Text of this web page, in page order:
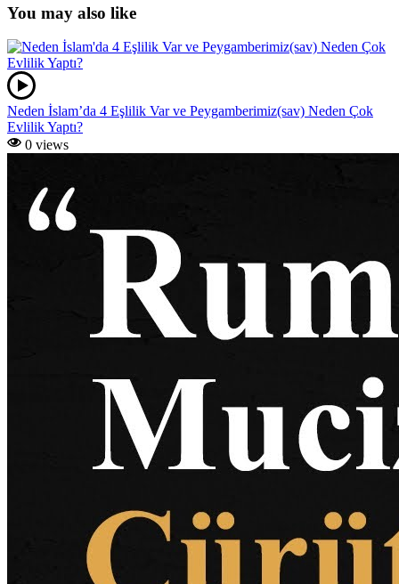
You may also like
Neden İslam’da 4 Eşlilik Var ve Peygamberimiz(sav) Neden Çok
Evlilik Yaptı?
0 views